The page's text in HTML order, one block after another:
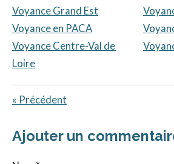
Voyance Grand Est
Voyance en PACA
Voyance Centre-Val de
Loire
« Précédent
Ajouter un